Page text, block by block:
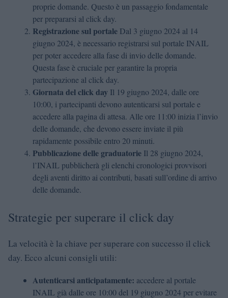
proprie domande. Questo è un passaggio fondamentale
per prepararsi al click day.
Registrazione sul portale Dal 3 giugno 2024 al 14
giugno 2024, è necessario registrarsi sul portale INAIL
per poter accedere alla fase di invio delle domande.
Questa fase è cruciale per garantire la propria
partecipazione al click day.
Giornata del click day Il 19 giugno 2024, dalle ore
10:00, i partecipanti devono autenticarsi sul portale e
accedere alla pagina di attesa. Alle ore 11:00 inizia l’invio
delle domande, che devono essere inviate il più
rapidamente possibile entro 20 minuti.
Pubblicazione delle graduatorie Il 28 giugno 2024,
l’INAIL pubblicherà gli elenchi cronologici provvisori
degli aventi diritto ai contributi, basati sull’ordine di arrivo
delle domande.
Strategie per superare il click day
La velocità è la chiave per superare con successo il click
day. Ecco alcuni consigli utili:
Autenticarsi anticipatamente: accedere al portale
INAIL già dalle ore 10:00 del 19 giugno 2024 per evitare